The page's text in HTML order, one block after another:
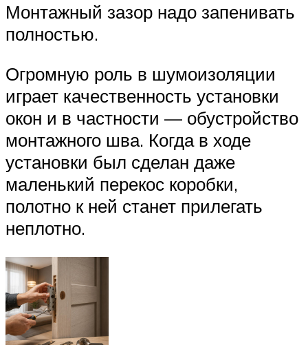
Монтажный зазор надо запенивать
полностью.
Огромную роль в шумоизоляции
играет качественность установки
окон и в частности — обустройство
монтажного шва. Когда в ходе
установки был сделан даже
маленький перекос коробки,
полотно к ней станет прилегать
неплотно.